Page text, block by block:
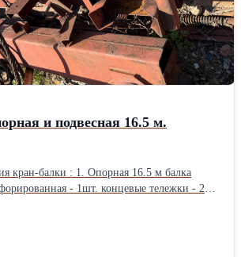
и подвесная 16.5 м.
1. Опорная 16.5 м балка
- 1шт. концевые тележки - 2
Цена 200000 р. 2. Подвесная 16.3
60 перфорированная - 1 шт. концевые
без тельфера. Цена 200000 р.
попутным автомобильным транспортом по